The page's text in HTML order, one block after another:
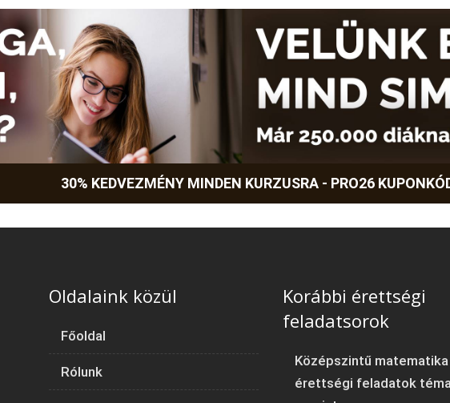
30% KEDVEZMÉNY MINDEN KURZUSRA - PRO26
Oldalaink közül
Főoldal
Rólunk
Korábbi érettségi
feladatsorok
Középszintű matematika
érettségi feladatok